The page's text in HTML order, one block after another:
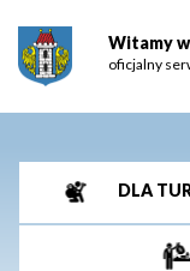
Witamy
oficjalny
DLA